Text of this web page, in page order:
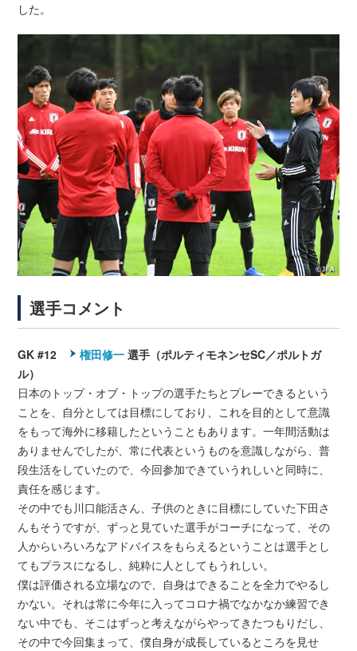
した。
選手コメント
GK #12 権田修一 選手（ポルティモネンセSC／ポルトガ
ル）
日本のトップ・オブ・トップの選手たちとプレーできるという
ことを、自分としては目標にしており、これを目的として意識
をもって海外に移籍したということもあります。一年間活動は
ありませんでしたが、常に代表というものを意識しながら、普
段生活をしていたので、今回参加できていうれしいと同時に、
責任を感じます。
その中でも川口能活さん、子供のときに目標にしていた下田さ
んもそうですが、ずっと見ていた選手がコーチになって、その
人からいろいろなアドバイスをもらえるということは選手とし
てもプラスになるし、純粋に人としてもうれしい。
僕は評価される立場なので、自身はできることを全力でやるし
かない。それは常に今年に入ってコロナ禍でなかなか練習でき
ない中でも、そこはずっと考えながらやってきたつもりだし、
その中で今回集まって、僕自身が成長しているところを見せ